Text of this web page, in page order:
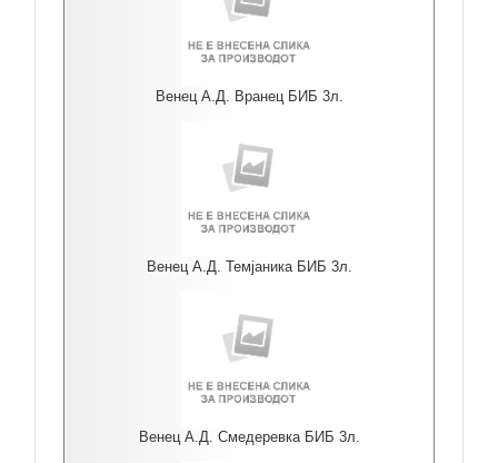
Венец А.Д. Вранец БИБ 3л.
Венец А.Д. Темјаника БИБ 3л.
Венец А.Д. Смедеревка БИБ 3л.